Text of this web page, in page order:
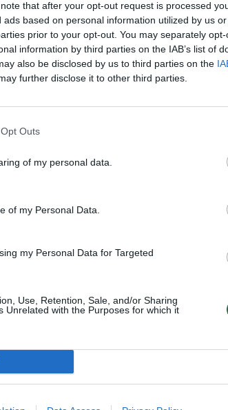
that after your opt-out request is processed
based on personal information utilized by us
prior to your opt-out. You may separately
information by third parties on the IAB’s list of
also be disclosed by us to third parties on the
further disclose it to other third parties.
Outs
of my personal data.
of my Personal Data.
my Personal Data for Targeted
Use, Retention, Sale, and/or Sharing
Unrelated with the Purposes for which it
19-ąjį sankcijų paketą
2026 m. deficitą pavadino
sutinka Barselonos Pompėjos